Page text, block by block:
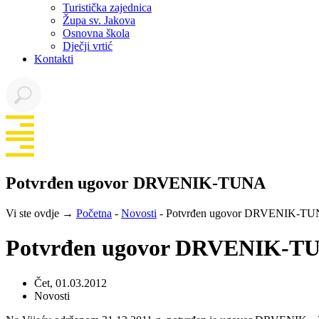
Turistička zajednica
Župa sv. Jakova
Osnovna škola
Dječji vrtić
Kontakti
Potvrđen ugovor DRVENIK-TUNA
Vi ste ovdje → Početna - Novosti - Potvrđen ugovor DRVENIK-
Potvrđen ugovor DRVENIK-
Čet, 01.03.2012
Novosti